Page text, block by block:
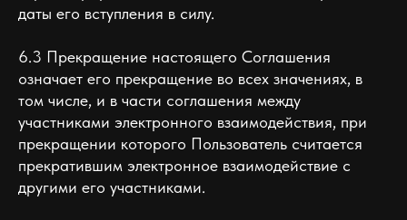
даты его вступления в силу.
6.3 Прекращение настоящего Соглашения
означает его прекращение во всех значениях, в
том числе, и в части соглашения между
участниками электронного взаимодействия, при
прекращении которого Пользователь считается
прекратившим электронное взаимодействие с
другими его участниками.